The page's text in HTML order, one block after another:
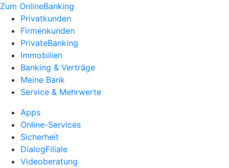
Zum OnlineBanking
Privatkunden
Firmenkunden
PrivateBanking
Immobilien
Banking & Verträge
Meine Bank
Service & Mehrwerte
Apps
Online-Services
Sicherheit
DialogFiliale
Videoberatung